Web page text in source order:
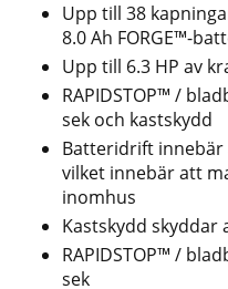
Upp till 38
8.0 Ah FORGE™-
Upp till 6.3 HP av
RAPIDSTOP™ /
sek och kastskydd
Batteridrift innebär
vilket innebär att
inomhus
Kastskydd skyddar
RAPIDSTOP™ /
sek